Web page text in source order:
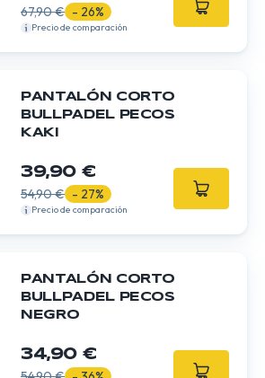
67,90 € - 26%
Precio de comparación
PANTALÓN CORTO
BULLPADEL PECOS
KAKI
39,90 €
54,90 € - 27%
Precio de comparación
PANTALÓN CORTO
BULLPADEL PECOS
NEGRO
34,90 €